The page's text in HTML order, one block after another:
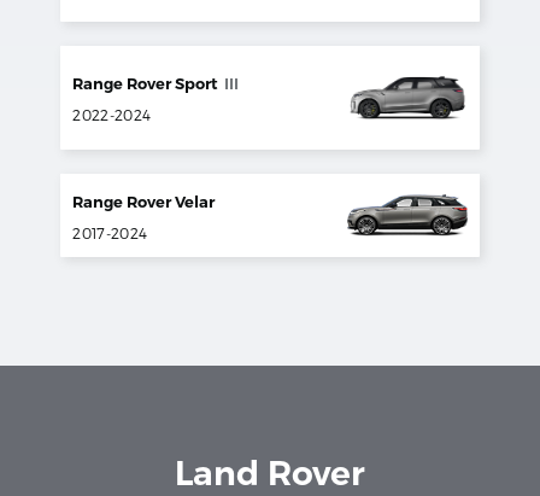
Range Rover Sport III
2022-2024
Range Rover Velar
2017-2024
Land Rover